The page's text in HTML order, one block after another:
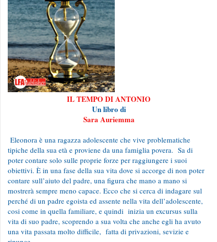
IL TEMPO DI ANTONIO
Un libro di
Sara Auriemma
Eleonora è una ragazza adolescente che vive problematiche
tipiche della sua età e proviene da una famiglia povera. Sa di
poter contare solo sulle proprie forze per raggiungere i suoi
obiettivi. È in una fase della sua vita dove si accorge di non poter
contare sull’aiuto del padre, una figura che mano a mano si
mostrerà sempre meno capace. Ecco che si cerca di indagare sul
perché di un padre egoista ed assente nella vita dell’adolescente,
cosi come in quella familiare, e quindi inizia un excursus sulla
vita di suo padre, scoprendo a sua volta che anche egli ha avuto
una vita passata molto difficile, fatta di privazioni, sevizie e